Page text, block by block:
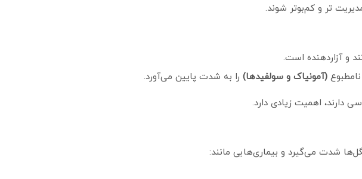
‌تر و کم‌بوتر شوند.
و آزاردهنده است.
(آمونیاک و سولفیدها) را به‌ شدت پایین می‌آورد.
دارند، اهمیت زیادی دارد.
شدت می‌گیرد و بیماری‌هایی مانند: